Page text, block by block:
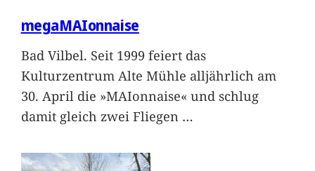
megaMAIonnaise
Bad Vilbel. Seit 1999 feiert das
Kulturzentrum Alte Mühle alljährlich am
30. April die »MAIonnaise« und schlug
damit gleich zwei Fliegen …